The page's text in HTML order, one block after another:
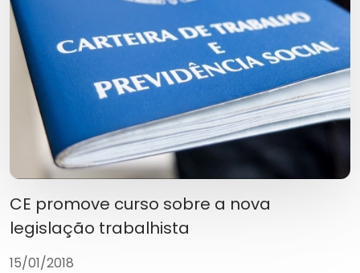
CE promove curso sobre a nova
legislação trabalhista
15/01/2018